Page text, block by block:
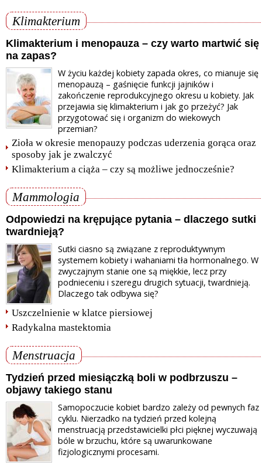
Klimakterium
Klimakterium i menopauza – czy warto martwić się
na zapas?
W życiu każdej kobiety zapada okres, co mianuje się
menopauzą – gaśnięcie funkcji jajników i
zakończenie reprodukcyjnego okresu u kobiety. Jak
przejawia się klimakterium i jak go przeżyć? Jak
przygotować się i organizm do wiekowych
przemian?
Zioła w okresie menopauzy podczas uderzenia gorąca oraz
sposoby jak je zwalczyć
Klimakterium a ciąża – czy są możliwe jednocześnie?
Mammologia
Odpowiedzi na krępujące pytania – dlaczego sutki
twardnieją?
Sutki ciasno są związane z reproduktywnym
systemem kobiety i wahaniami tła hormonalnego. W
zwyczajnym stanie one są miękkie, lecz przy
podnieceniu i szeregu drugich sytuacji, twardnieją.
Dlaczego tak odbywa się?
Uszczelnienie w klatce piersiowej
Radykalna mastektomia
Menstruacja
Tydzień przed miesiączką boli w podbrzuszu –
objawy takiego stanu
Samopoczucie kobiet bardzo zależy od pewnych faz
cyklu. Nierzadko na tydzień przed kolejną
menstruacją przedstawicielki płci pięknej wyczuwają
bóle w brzuchu, które są uwarunkowane
fizjologicznymi procesami.